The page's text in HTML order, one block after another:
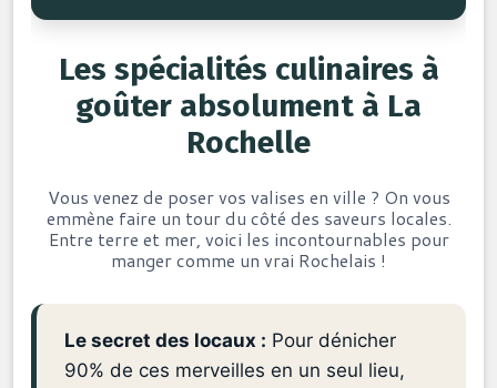
Les spécialités culinaires à
goûter absolument à La
Rochelle
Vous venez de poser vos valises en ville ? On vous
emmène faire un tour du côté des saveurs locales.
Entre terre et mer, voici les incontournables pour
manger comme un vrai Rochelais !
Le secret des locaux : Pour dénicher
90% de ces merveilles en un seul lieu,